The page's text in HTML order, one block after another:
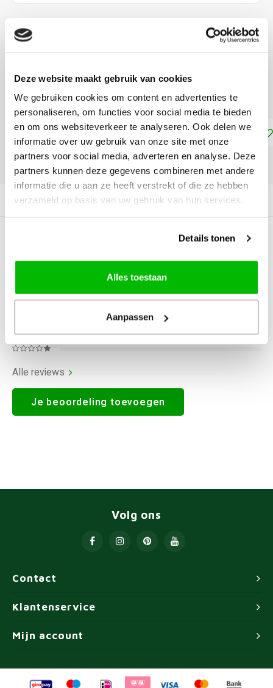
Deze website maakt gebruik van cookies
We gebruiken cookies om content en advertenties te
personaliseren, om functies voor social media te bieden
en om ons websiteverkeer te analyseren. Ook delen we
informatie over uw gebruik van onze site met onze
partners voor social media, adverteren en analyse. Deze
partners kunnen deze gegevens combineren met andere
informatie die u aan ze heeft verstrekt of die ze hebben
verzameld op basis van uw gebruik van hun services.
Details tonen
Alles toestaan
Aanpassen
€4,25
100% Acryl brei- en haakgaren met pendikte 4 mm
meer
Toevoegen aan winkelwagen
Productomschrijving
Alle reviews
Je beoordeling toevoegen
Contact
Volg ons
Klantenservice
Mijn account